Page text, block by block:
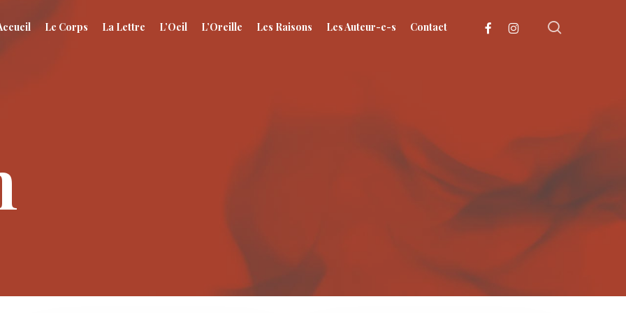
Le Corps La Lettre L’Oeil L’Oreille Les Raisons Les Auteur-e-s Contact facebookinstagram